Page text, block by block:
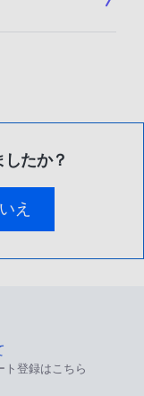
たか？
え
登録はこちら